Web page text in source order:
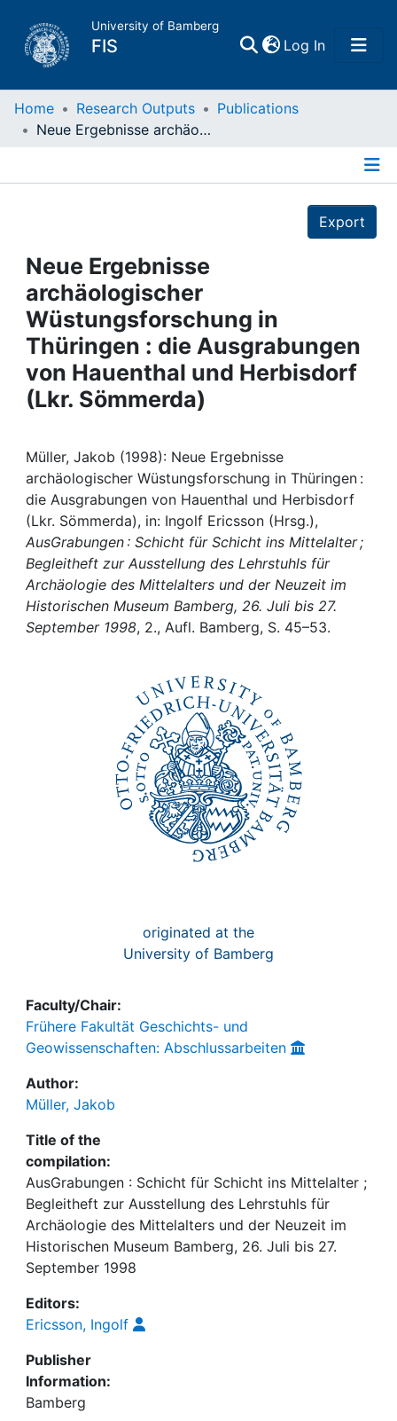
University of Bamberg
FIS Log In(current)
Home
Projects
People
Institutions
Awards
Help
Home Research Outputs
Publications
Neue Ergebnisse archäologischer Wüstungsforschung in Thüringen : die Ausgrabungen von Hauenthal und Herbisdorf (Lkr. Sömmerda)
Export
Neue Ergebnisse
archäologischer
Wüstungsforschung in
Thüringen : die Ausgrabungen
von Hauenthal und Herbisdorf
(Lkr. Sömmerda)
Müller, Jakob (1998): Neue Ergebnisse
archäologischer Wüstungsforschung in Thüringen :
die Ausgrabungen von Hauenthal und Herbisdorf
(Lkr. Sömmerda), in: Ingolf Ericsson (Hrsg.),
AusGrabungen : Schicht für Schicht ins Mittelalter ;
Begleitheft zur Ausstellung des Lehrstuhls für
Archäologie des Mittelalters und der Neuzeit im
Historischen Museum Bamberg, 26. Juli bis 27.
September 1998, 2., Aufl. Bamberg, S. 45–53.
originated at the
University of Bamberg
Faculty/Chair:
Frühere Fakultät Geschichts- und
Geowissenschaften: Abschlussarbeiten
Author:
Müller, Jakob
Title of the
compilation:
AusGrabungen : Schicht für Schicht ins Mittelalter ;
Begleitheft zur Ausstellung des Lehrstuhls für
Archäologie des Mittelalters und der Neuzeit im
Historischen Museum Bamberg, 26. Juli bis 27.
September 1998
Editors:
Ericsson, Ingolf
Publisher
Information:
Bamberg